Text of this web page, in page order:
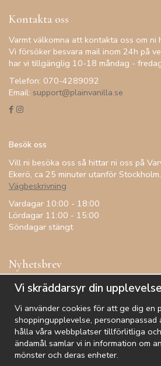
Kontakta oss
Varmt välkomna att kontakta oss om ni
Vi försöker besvara mail inom 24h på
har vi tillgänglig 10-18 måndag -
Telefon: 070-4289092
Email: support@plainvanilla.se
Besök oss
Vill ni besöka oss så hittar ni oss på
Ekerö, ca 25 minuter utanför Stockholm.
Vägbeskrivning
Vardagar 10:00 - 18:00
Lördagar 11:00 - 15:00
Söndagar stängt
Nyhetsbrev
Få inspiration, förtur till kampanjer,
De uppgifter du matar in kommer endast användas till
Vi skräddarsyr din upplevelse
Vi använder cookies för att ge dig en
shoppingupplevelse,
hålla våra webbplatser tillförlitliga
ändamål samlar vi in information om
mönster och deras enheter.